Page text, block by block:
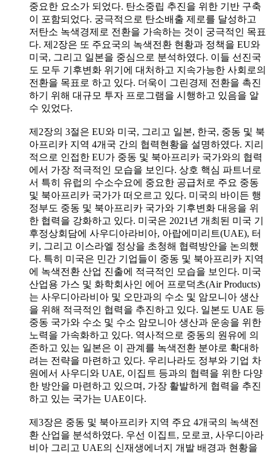
중요한 요소가 되었다. 탄소중립 추진을 위한 기반 구축
이 포함되었다. 궁극적으로 탄소배출 제로를 달성하고
저탄소 녹색경제로 전환을 가속하는 것이 궁극적인 목표
다. 제2장은 또 주요국의 녹색전환 현황과 정책을 EU와
미국, 그리고 일본을 중심으로 분석하였다. 이들 선진국
도 모두 기후변화 위기에 대처하고 지속가능한 사회로의
전환을 목표로 하고 있다. 더욱이 그린경제 전환을 촉진
하기 위해 대규모 투자 프로그램을 시행하고 있음을 알
수 있었다.
제2장의 3절은 EU와 미국, 그리고 일본, 한국, 중동 및 북
아프리카 지역 4개국 간의 협력현황을 설명하였다. 지리
적으로 인접한 EU가 중동 및 북아프리카 국가와의 협력
에서 가장 적극적인 모습을 보인다. 상호 핵심 파트너로
서 특히 유럽의 수소수요에 중요한 공급처로 주요 중동
및 북아프리카 국가가 떠오르고 있다. 미국의 바이든 행
정부도 중동 및 북아프리카 국가와 기후변화 대응을 위
한 협력을 강화하고 있다. 미국은 2021년 개최된 미국 기
후정상회담에 사우디아라비아, 아랍에미리트(UAE), 터
키, 그리고 이스라엘 정상을 초청해 협력방안을 논의했
다. 특히 미국은 민간 기업들이 중동 및 북아프리카 지역
에 녹색전환 산업 진출에 적극적인 모습을 보인다. 미국
산업용 가스 및 화학회사인 에어 프로덕츠(Air Products)
는 사우디아라비아 및 오만과의 수소 및 암모니아 생산
을 위해 적극적인 협력을 추진하고 있다. 일본도 UAE 등
중동 국가와 수소 및 수소 암모니아 생산과 운송을 위한
노력을 가속화하고 있다. 역사적으로 중동의 원유에 의
존하고 있는 일본은 이 관계를 녹색전환 분야로 확대하
려는 전략을 마련하고 있다. 우리나라도 정부와 기업 차
원에서 사우디와 UAE, 이집트 등과의 협력을 위한 다양
한 방안을 마련하고 있으며, 가장 활발하게 협력을 추진
하고 있는 국가는 UAE이다.
제3장은 중동 및 북아프리카 지역 주요 4개국의 녹색전
환 산업을 분석하였다. 우선 이집트, 모로코, 사우디아라
비아 그리고 UAE의 신재생에너지 개발 배경과 현황을